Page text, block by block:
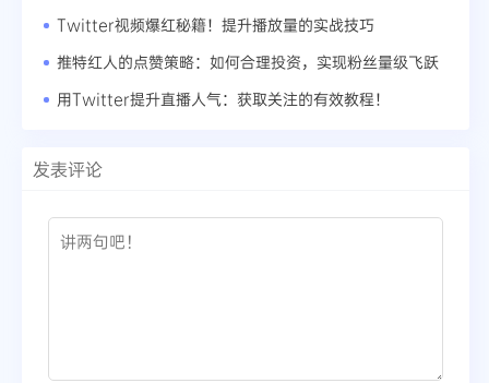
Twitter视频爆红秘籍！提升播放量的实战技巧
推特红人的点赞策略：如何合理投资，实现粉丝量级飞跃
用Twitter提升直播人气：获取关注的有效教程！
发表评论